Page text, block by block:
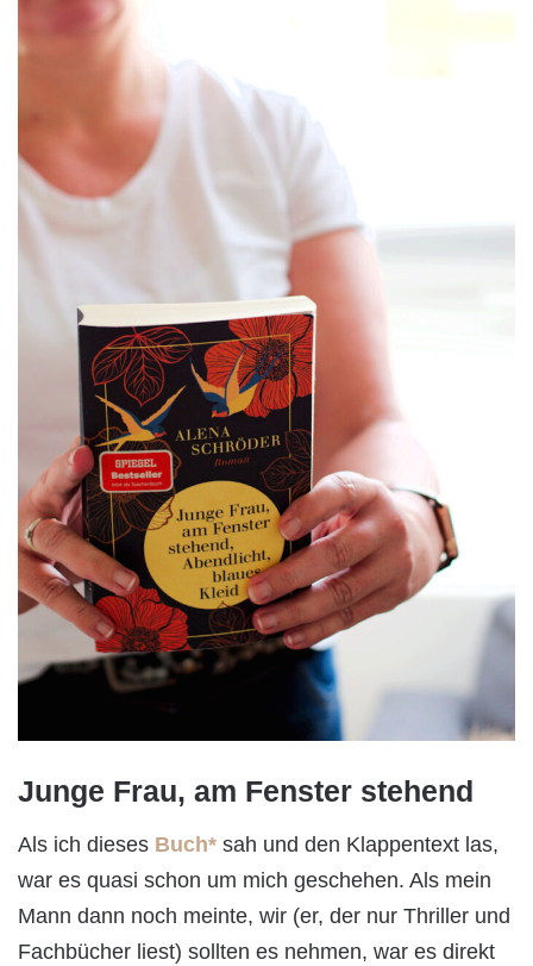
Junge Frau, am Fenster stehend
Als ich dieses Buch* sah und den Klappentext las,
war es quasi schon um mich geschehen. Als mein
Mann dann noch meinte, wir (er, der nur Thriller und
Fachbücher liest) sollten es nehmen, war es direkt